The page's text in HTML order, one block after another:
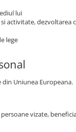
lui
activitate, dezvoltarea
lege
Uniunea Europeana.
vizate,